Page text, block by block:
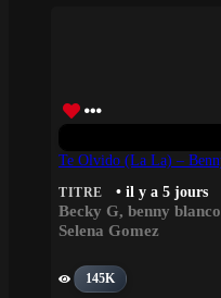
TITRE • il y a 5 jours
Becky G, benny blanco
Selena Gomez
145K